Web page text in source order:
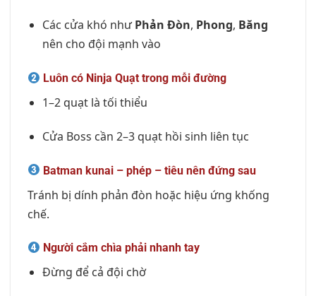
Các cửa khó nhưPhản Đòn, Phong, Băng
nên cho đội mạnh vào
Luôn có Ninja Quạt trong mỗi đường
1–2 quạt là tối thiểu
Cửa Boss cần 2–3 quạt hồi sinh liên tục
Batman kunai – phép – tiêu nên đứng sau
Tránh bị dính phản đòn hoặc hiệu ứng khống
chế.
Người cắm chìa phải nhanh tay
Đừng để cả đội chờ